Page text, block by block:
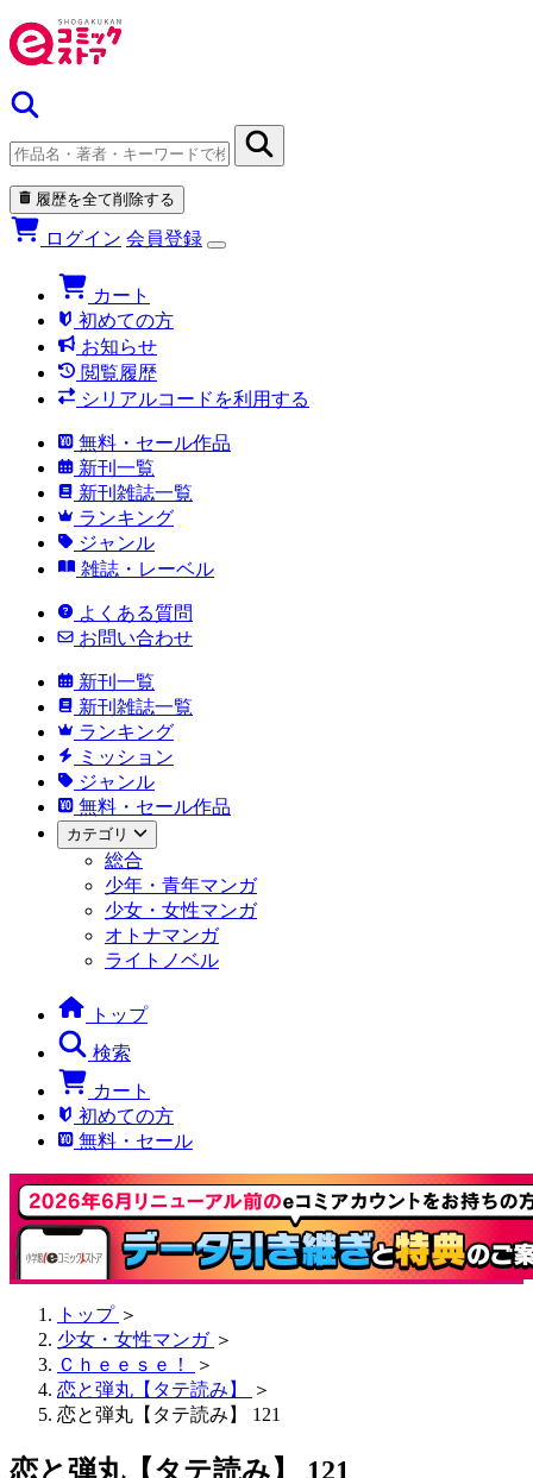
履歴を全て削除する
ログイン 会員登録
カート
初めての方
お知らせ
閲覧履歴
シリアルコードを利用する
無料・セール作品
新刊一覧
新刊雑誌一覧
ランキング
ジャンル
雑誌・レーベル
よくある質問
お問い合わせ
新刊一覧
新刊雑誌一覧
ランキング
ミッション
ジャンル
無料・セール作品
カテゴリ
総合
少年・青年マンガ
少女・女性マンガ
オトナマンガ
ライトノベル
トップ
検索
カート
初めての方
無料・セール
トップ ＞
少女・女性マンガ ＞
Ｃｈｅｅｓｅ！
＞
恋と弾丸【タテ読み】
＞
恋と弾丸【タテ読み】 121
恋と弾丸【タテ読み】 121